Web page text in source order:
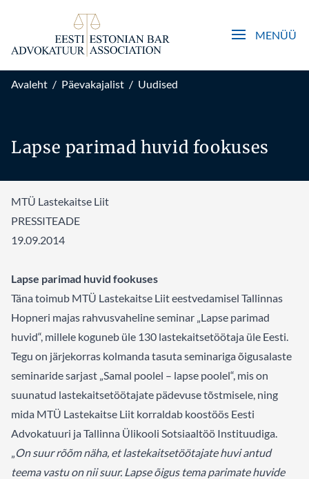
Open main
MENÜÜ
Avaleht / Päevakajalist / Uudised
Lapse parimad huvid fookuses
MTÜ Lastekaitse Liit
PRESSITEADE
19.09.2014
Lapse parimad huvid fookuses
Täna toimub MTÜ Lastekaitse Liit eestvedamisel Tallinnas
Hopneri majas rahvusvaheline seminar „Lapse parimad
huvid“, millele koguneb üle 130 lastekaitsetöötaja üle Eesti.
Tegu on järjekorras kolmanda tasuta seminariga õigusalaste
seminaride sarjast „Samal poolel – lapse poolel“, mis on
suunatud lastekaitsetöötajate pädevuse tõstmisele, ning
mida MTÜ Lastekaitse Liit korraldab koostöös Eesti
Advokatuuri ja Tallinna Ülikooli Sotsiaaltöö Instituudiga.
On suur rõõm näha, et lastekaitsetöötajate huvi antud
teema vastu on nii suur. Lapse õigus tema parimate huvide